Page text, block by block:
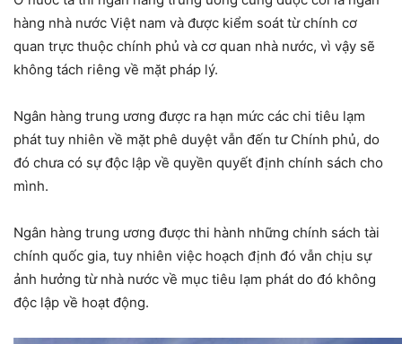
hàng nhà nước Việt nam và được kiểm soát từ chính cơ
quan trực thuộc chính phủ và cơ quan nhà nước, vì vậy sẽ
không tách riêng về mặt pháp lý.
Ngân hàng trung ương được ra hạn mức các chi tiêu lạm
phát tuy nhiên về mặt phê duyệt vẫn đến tư Chính phủ, do
đó chưa có sự độc lập về quyền quyết định chính sách cho
mình.
Ngân hàng trung ương được thi hành những chính sách tài
chính quốc gia, tuy nhiên việc hoạch định đó vẫn chịu sự
ảnh hưởng từ nhà nước về mục tiêu lạm phát do đó không
độc lập về hoạt động.